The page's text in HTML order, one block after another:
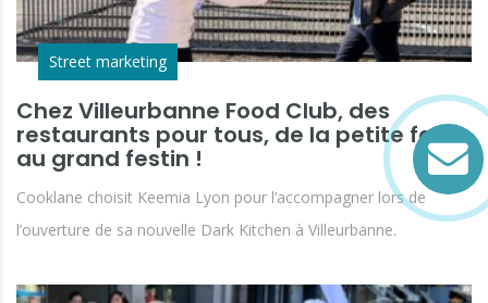
Street marketing
Chez Villeurbanne Food Club, des
restaurants pour tous, de la petite faim
au grand festin !
Cooklane choisit Keemia Lyon pour l’accompagner lors de
l’ouverture de sa nouvelle Dark Kitchen à Villeurbanne.